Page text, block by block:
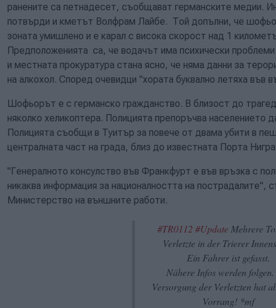
ранените са петнадесет, съобщават германските медии.
потвърди и кметът Волфрам Лайбе. Той допълни, че
зоната умишлено и е карал с висока скорост над 1
Предположенията са, че водачът има психически
и местната прокуратура стана ясно, че няма данни за
на алкохол. Според очевидци "хората буквално летяха във
Шофьорът е с германско гражданство. В близост до
няколко хеликоптера. Полицията препоръчва населението
Полицията съобщи в Туитър за повече от двама убити в
централната част на града, близ до известната Порта
"Генералното консулство във Франкфурт е във връзка с
никаква информация за националността на пострадалите",
Министерство на външните работи.
#TR0112 #Update Mehrere
Verletzte in der Trierer
Ein Fahrer ist gefasst.
Nähere Infos werden
Versorgung der Verletzten hat
Vorrang! *mf